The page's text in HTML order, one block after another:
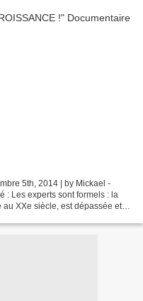
5th, 2014 | by Mickael -
: Les experts sont formels : la
XXe siècle, est dépassée et